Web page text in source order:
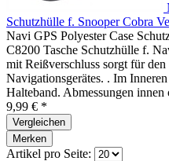
Schutzhülle f. Snooper Cobra
Navi GPS Polyester Case
C8200 Tasche Schutzhülle f.
mit Reißverschluss sorgt für
Navigationsgerätes. . Im
Halteband. Abmessungen
9,99 € *
Vergleichen
Merken
Artikel pro Seite: